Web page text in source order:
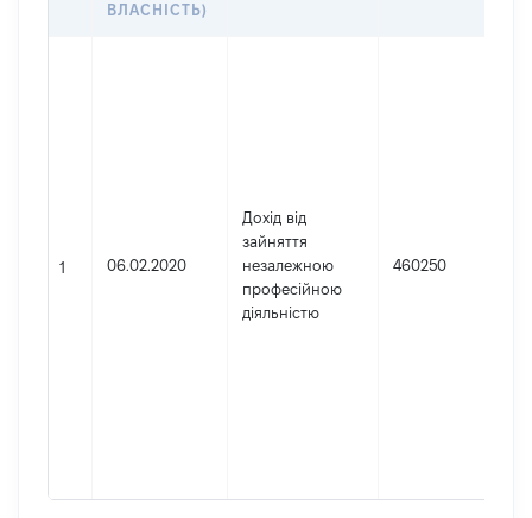
ВЛАСНІСТЬ)
1 06.02.2020
Дохід від
зайняття
незалежною
професійною
діяльністю
460250